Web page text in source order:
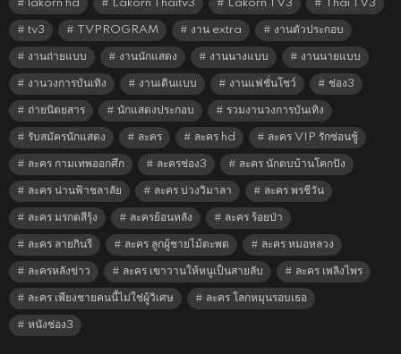
lakorn hd Lakorn Thaitv3 Lakorn TV3 Thai TV3
tv3 TVPROGRAM งาน extra งานตัวประกอบ
งานถ่ายแบบ งานนักแสดง งานนางแบบ งานนายแบบ
งานวงการบันเทิง งานเดินแบบ งานแฟชั่นโชว์ ช่อง3
ถ่ายนิตยสาร นักแสดงประกอบ รวมงานวงการบันเทิง
รับสมัครนักแสดง ละคร ละคร hd ละคร VIP รักซ่อนชู้
ละคร กามเทพออกศึก ละครช่อง3 ละคร นักตบบ้านโคกปัง
ละคร น่านฟ้าชลาลัย ละคร บ่วงวิมาลา ละคร พรชีวัน
ละคร มรกตสีรุ้ง ละครย้อนหลัง ละคร ร้อยป่า
ละคร ลายกินรี ละคร ลูกผู้ชายไม้ตะพด ละคร หมอหลวง
ละครหลังข่าว ละคร เขาวานให้หนูเป็นสายลับ ละคร เพลิงไพร
ละคร เพียงชายคนนี้ไม่ใช่ผู้วิเศษ ละคร โลกหมุนรอบเธอ
หนังช่อง3